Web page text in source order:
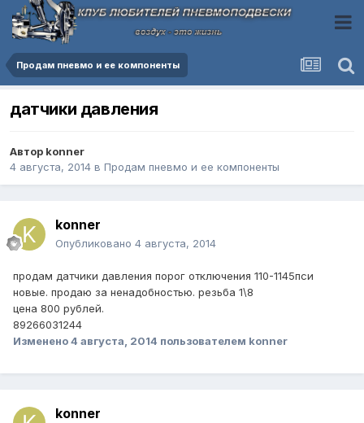
Продам пневмо и ее компоненты
датчики давления
Автор konner
4 августа, 2014 в Продам пневмо и ее компоненты
konner
Опубликовано 4 августа, 2014
продам датчики давления порог отключения 110-1145пси
новые. продаю за ненадобностью. резьба 1\8
цена 800 рублей.
89266031244
Изменено4 августа, 2014 пользователем konner
konner